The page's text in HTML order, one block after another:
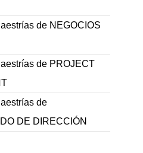
de NEGOCIOS
de PROJECT
de
DE DIRECCIÓN